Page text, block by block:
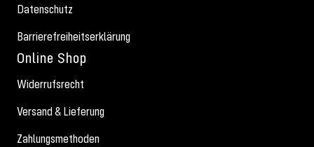
Datenschutz
Barrierefreiheitserklärung
Online Shop
Widerrufsrecht
Versand & Lieferung
Zahlungsmethoden